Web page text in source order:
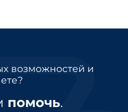
возможностей и
помочь.